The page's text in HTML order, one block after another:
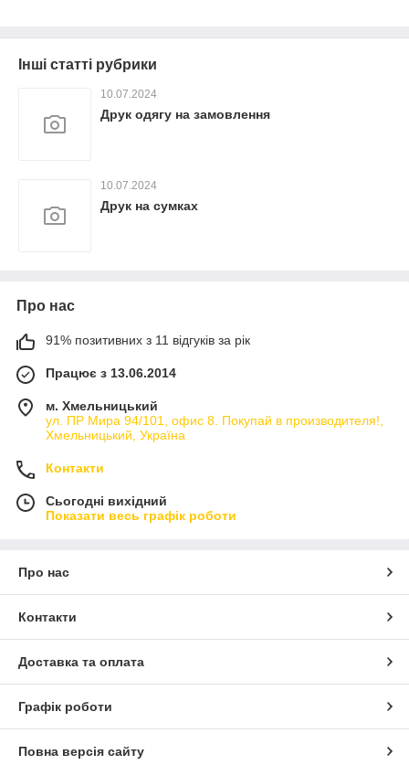
Інші статті рубрики
10.07.2024
Друк одягу на замовлення
10.07.2024
Друк на сумках
Про нас
91% позитивних з 11 відгуків за рік
Працює з 13.06.2014
м. Хмельницький
ул. ПР Мира 94/101, офис 8. Покупай в производителя!,
Хмельницький, Україна
Контакти
Сьогодні вихідний
Показати весь графік роботи
Про нас
Контакти
Доставка та оплата
Графік роботи
Повна версія сайту